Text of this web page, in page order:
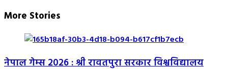
More Stories
नेपाल गेम्स 2026 : श्री रावतपुरा सरकार विश्वविद्यालय